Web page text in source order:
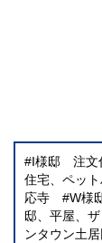
I様邸 注文
住宅、ペッ
応寺
W様
邸、平屋、
ンタウン土居